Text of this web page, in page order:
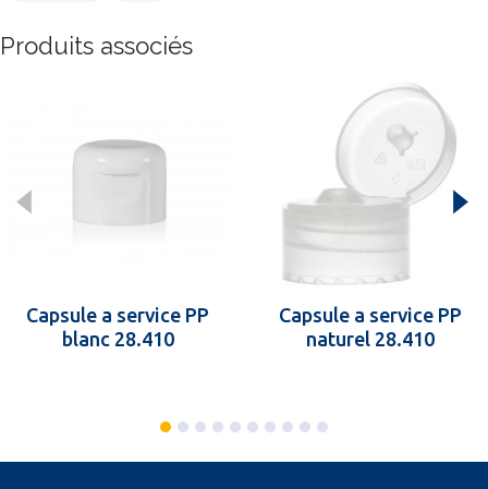
Produits associés
Capsule a service PP
blanc 28.410
Capsule a service PP
naturel 28.410